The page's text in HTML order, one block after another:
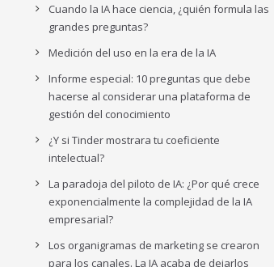
Cuando la IA hace ciencia, ¿quién formula las
grandes preguntas?
Medición del uso en la era de la IA
Informe especial: 10 preguntas que debe
hacerse al considerar una plataforma de
gestión del conocimiento
¿Y si Tinder mostrara tu coeficiente
intelectual?
La paradoja del piloto de IA: ¿Por qué crece
exponencialmente la complejidad de la IA
empresarial?
Los organigramas de marketing se crearon
para los canales. La IA acaba de dejarlos